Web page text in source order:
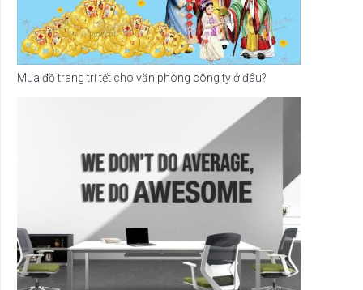
Mua đồ trang trí tết cho văn phòng công ty ở đâu?